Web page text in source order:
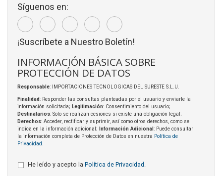
Síguenos en:
¡Suscríbete a Nuestro Boletín!
INFORMACIÓN BÁSICA SOBRE
PROTECCIÓN DE DATOS
Responsable: IMPORTACIONES TECNOLOGICAS DEL SURESTE S.L.U.
Finalidad: Responder las consultas planteadas por el usuario y enviarle la
información solicitada; Legitimación: Consentimiento del usuario;
Destinatarios: Solo se realizan cesiones si existe una obligación legal;
Derechos: Acceder, rectificar y suprimir, así como otros derechos, como se
indica en la información adicional;
Información Adicional : Puede consultar
la información completa de Protección de Datos en nuestra Política de
Privacidad
He leído y acepto la Política de Privacidad .